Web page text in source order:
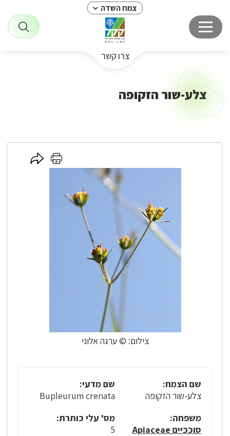
צמח השדה
צרו קשר
צלע-שור הזקופה
צילום: © ערגה אלוני
לחץ
לחץ
כאן
שם הצמח:
צלע-שור הזקופה
שם מדעי:
Bupleurum crenata
משפחה:
סוככיים Apiaceae
מס' עלי כותרת:
5